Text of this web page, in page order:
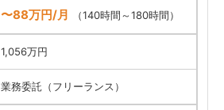
〜88万円/月 （140時間～180時間）
1,056万円
業務委託（フリーランス）